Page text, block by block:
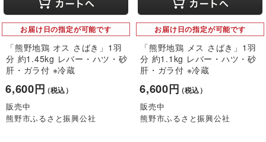
お届け日の指定が可能です
「熊野地鶏 オス さばき」1羽
分 約1.45kg レバー・ハツ・砂
肝・ガラ付 ※冷蔵
6,600円（税込）
販売中
熊野市ふるさと振興公社
お届け日の指定が可能です
「熊野地鶏 メス さばき」1羽
分 約1.1kg レバー・ハツ・砂
肝・ガラ付 ※冷蔵
6,600円（税込）
販売中
熊野市ふるさと振興公社